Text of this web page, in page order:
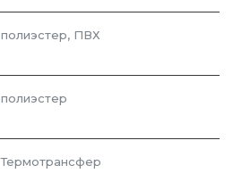
полиэстер, ПВХ
полиэстер
Термотрансфер